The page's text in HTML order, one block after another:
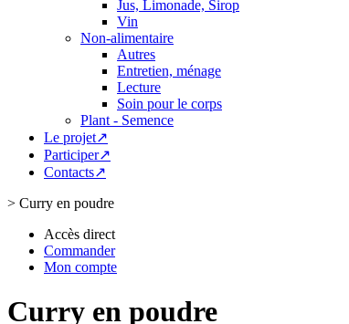
Jus, Limonade, Sirop
Vin
Non-alimentaire
Autres
Entretien, ménage
Lecture
Soin pour le corps
Plant - Semence
Le projet↗
Participer↗
Contacts↗
> Curry en poudre
Accès direct
Commander
Mon compte
Curry en poudre